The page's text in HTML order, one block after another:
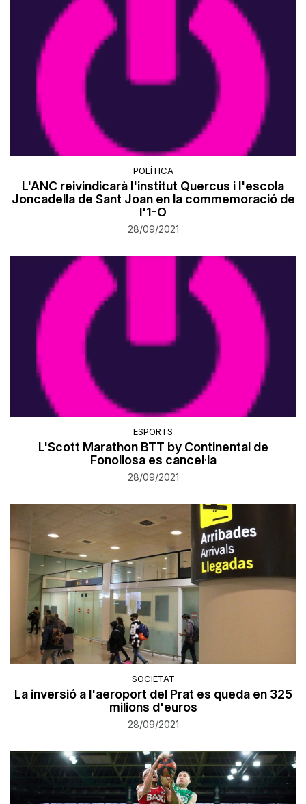
POLÍTICA
L'ANC reivindicarà l'institut Quercus i l'escola
Joncadella de Sant Joan en la commemoració de
l'1-O
28/09/2021
ESPORTS
L'Scott Marathon BTT by Continental de
Fonollosa es cancel·la
28/09/2021
SOCIETAT
La inversió a l'aeroport del Prat es queda en 325
milions d'euros
28/09/2021